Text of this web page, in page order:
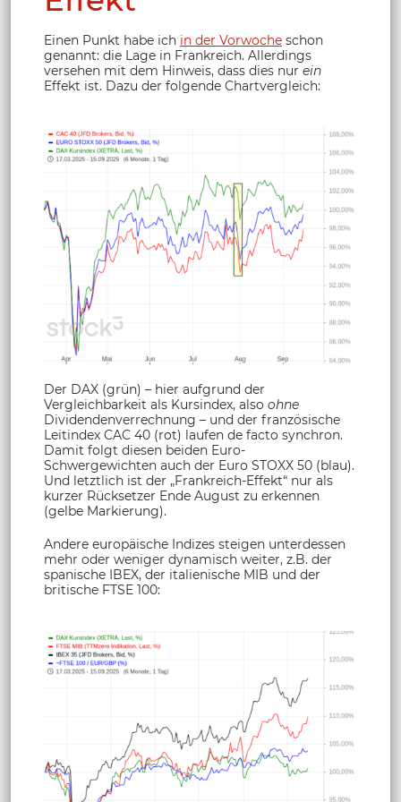
Einen Punkt habe ich in der Vorwoche schon
genannt: die Lage in Frankreich. Allerdings
versehen mit dem Hinweis, dass dies nur ein
Effekt ist. Dazu der folgende Chartvergleich:
Der DAX (grün) – hier aufgrund der
Vergleichbarkeit als Kursindex, also ohne
Dividendenverrechnung – und der französische
Leitindex CAC 40 (rot) laufen de facto synchron.
Damit folgt diesen beiden Euro-
Schwergewichten auch der Euro STOXX 50 (blau).
Und letztlich ist der „Frankreich-Effekt“ nur als
kurzer Rücksetzer Ende August zu erkennen
(gelbe Markierung).
Andere europäische Indizes steigen unterdessen
mehr oder weniger dynamisch weiter, z.B. der
spanische IBEX, der italienische MIB und der
britische FTSE 100: